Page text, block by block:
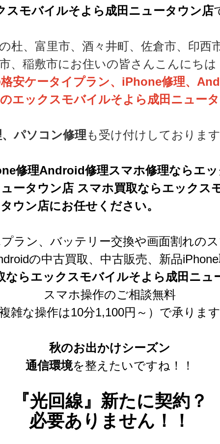
スモバイルそよら成田ニュータウン店
杜、富里市、酒々井町、佐倉市、印西
、稲敷市にお住いの皆さんこんにちは
安ケータイプラン、iPhone修理、
エックスモバイルそよら成田ニュー
パソコン修理も受け付けしておりま
修理Android修理スマホ修理ならエ
ータウン店 スマホ買取ならエックス
ウン店にお任せください。
ラン、バッテリー交換や画面割れの
の中古買取、中古販売、新品
ならエックスモバイルそよら成田ニュ
スマホ操作のご相談無料
雑な操作は10分1,100円～）で承りま
秋のお出かけシーズン
通信環境を整えたいですね！！
『光回線』新たに契約？
必要ありません！！